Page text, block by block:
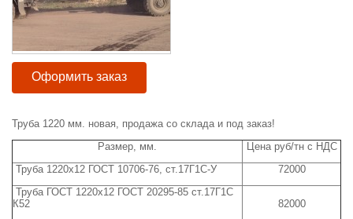
Оформить заказ
Труба 1220 мм. новая, продажа со склада и под заказ!
Размер, мм.
Цена руб/тн с НДС
Труба 1220х12 ГОСТ 10706-76, ст.17Г1С-У
72000
Труба ГОСТ 1220х12 ГОСТ 20295-85 ст.17Г1С
К52
82000